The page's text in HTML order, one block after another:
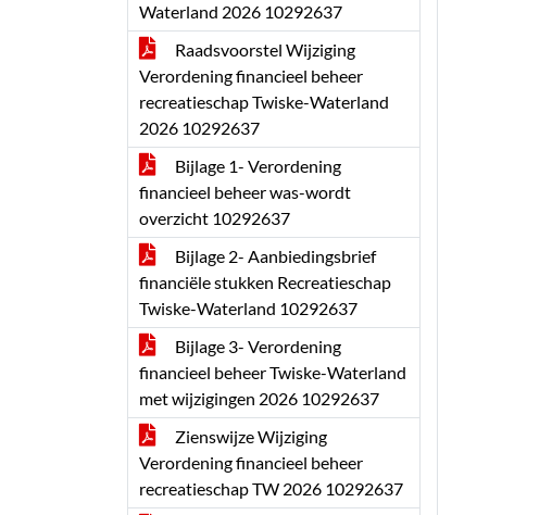
Waterland 2026 10292637
Raadsvoorstel Wijziging
Verordening financieel beheer
recreatieschap Twiske-Waterland
2026 10292637
Bijlage 1- Verordening
financieel beheer was-wordt
overzicht 10292637
Bijlage 2- Aanbiedingsbrief
financiële stukken Recreatieschap
Twiske-Waterland 10292637
Bijlage 3- Verordening
financieel beheer Twiske-Waterland
met wijzigingen 2026 10292637
Zienswijze Wijziging
Verordening financieel beheer
recreatieschap TW 2026 10292637